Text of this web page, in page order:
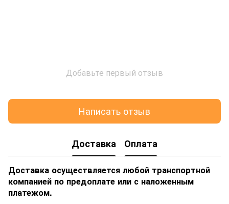
Добавьте первый отзыв
Написать отзыв
Доставка Оплата
Доставка осуществляется любой транспортной
компанией по предоплате или с наложенным
платежом.